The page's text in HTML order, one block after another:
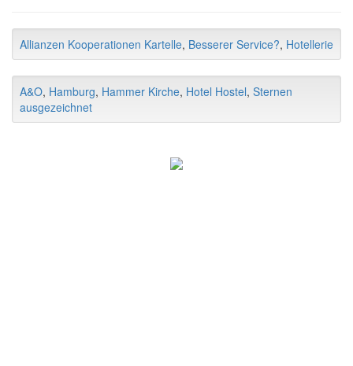
Allianzen Kooperationen Kartelle, Besserer Service?, Hotellerie
A&O, Hamburg, Hammer Kirche, Hotel Hostel, Sternen
ausgezeichnet